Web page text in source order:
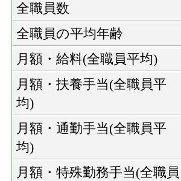
全職員数
全職員の平均年齢
月額・給料(全職員平均)
月額・扶養手当(全職員平
均)
月額・通勤手当(全職員平
均)
月額・特殊勤務手当(全職員